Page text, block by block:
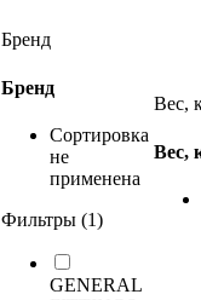
Бренд
Бренд
Сортировка
не
применена
Фильтры (1)
GENERAL
Вес,
Вес,